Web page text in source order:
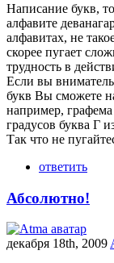
Написание букв,
алфавите
алфавитах, не
скорее пугает
трудноcть в
Если вы
букв Вы сможете
например,
градусов буква Г
Так что не
ответить
Абсолютно!
декабря 18th, 2009